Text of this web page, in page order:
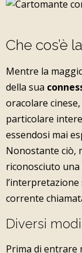
Che cos’è
Mentre la
della sua
oracolare
particolare
essendosi mai
Nonostante ciò,
riconosciuto
corrente
Diversi
Prima di entrare